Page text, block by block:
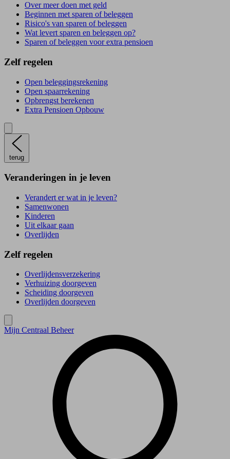
Over meer doen met geld
Beginnen met sparen of beleggen
Risico's van sparen of beleggen
Wat levert sparen en beleggen op?
Sparen of beleggen voor extra pensioen
Zelf regelen
Open beleggingsrekening
Open spaarrekening
Opbrengst berekenen
Extra Pensioen Opbouw
terug
Veranderingen in je leven
Verandert er wat in je leven?
Samenwonen
Kinderen
Uit elkaar gaan
Overlijden
Zelf regelen
Overlijdensverzekering
Verhuizing doorgeven
Scheiding doorgeven
Overlijden doorgeven
Mijn Centraal Beheer